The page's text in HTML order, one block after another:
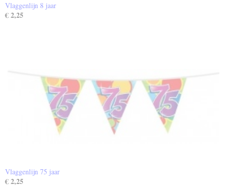
Vlaggenlijn 8 jaar
€ 2,25
Vlaggenlijn 75 jaar
€ 2,25